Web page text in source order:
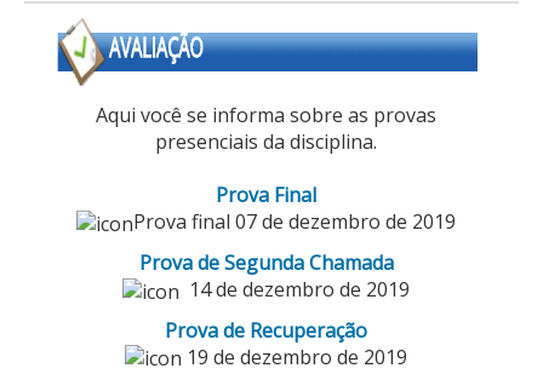
Aqui você se informa sobre as provas
presenciais da disciplina.
Prova Final
Prova final 07 de dezembro de 2019
Prova de Segunda Chamada
14 de dezembro de 2019
Prova de Recuperação
19 de dezembro de 2019